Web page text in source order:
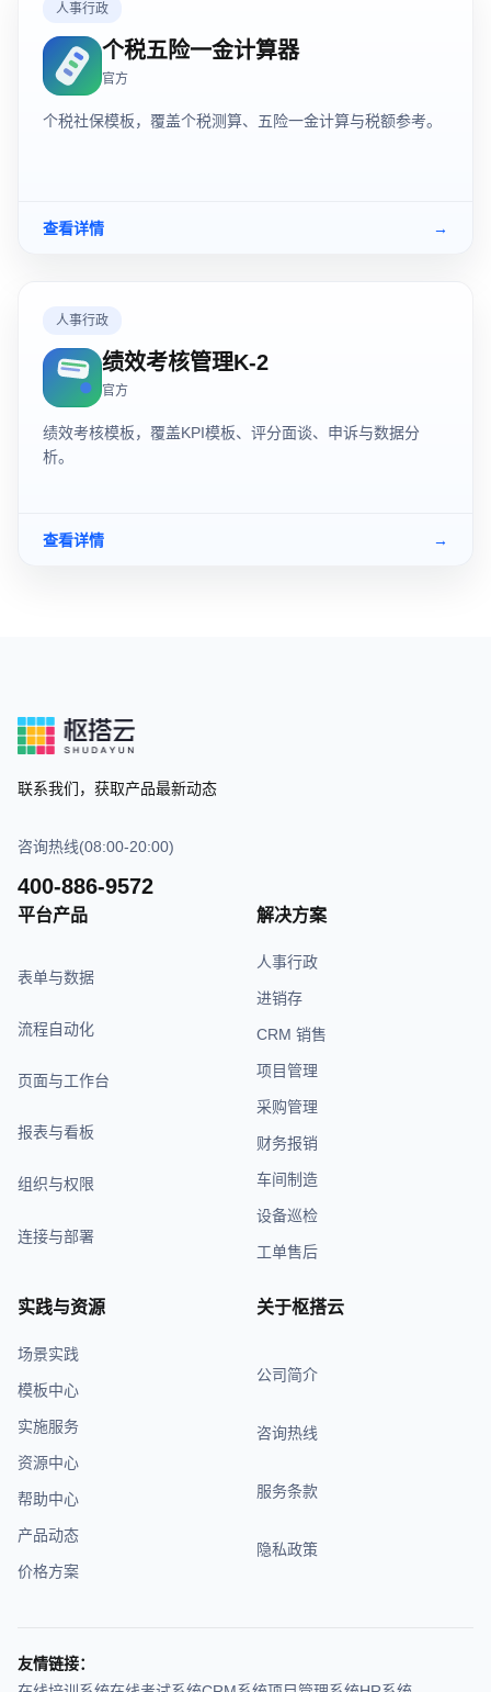
人事行政
个税五险一金计算器
官方
个税社保模板，覆盖个税测算、五险一金计算与税额参考。
查看详情 →
人事行政
绩效考核管理K-2
官方
绩效考核模板，覆盖KPI模板、评分面谈、申诉与数据分
析。
查看详情 →
联系我们，获取产品最新动态
咨询热线(08:00-20:00)
400-886-9572
平台产品
表单与数据
流程自动化
页面与工作台
报表与看板
组织与权限
连接与部署
解决方案
人事行政
进销存
CRM 销售
项目管理
采购管理
财务报销
车间制造
设备巡检
工单售后
实践与资源
场景实践
模板中心
实施服务
资源中心
帮助中心
产品动态
价格方案
关于枢搭云
公司简介
咨询热线
服务条款
隐私政策
友情链接：